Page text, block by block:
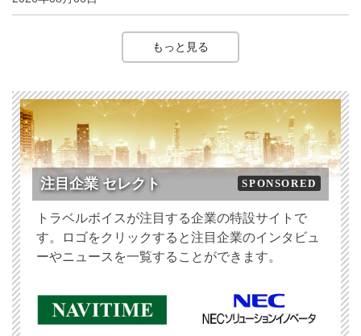
もっと見る
注目企業 セレクト SPONSORED
トラベルボイスが注目する企業の特設サイトで
す。ロゴをクリックすると注目企業のインタビュ
ーやニュースを一覧することができます。